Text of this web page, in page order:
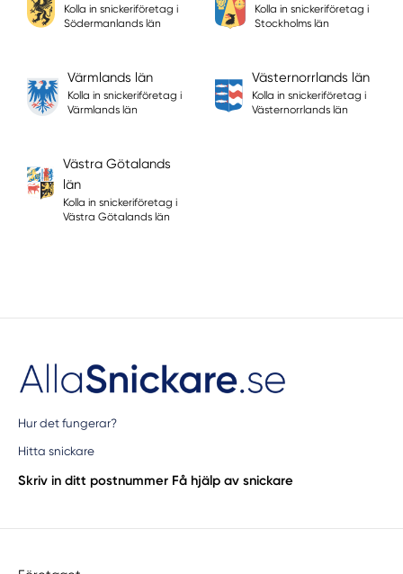
Kolla in snickeriföretag i
Södermanlands län
Kolla in snickeriföretag i
Stockholms län
Värmlands län
Kolla in snickeriföretag i
Värmlands län
Västernorrlands län
Kolla in snickeriföretag i
Västernorrlands län
Västra Götalands
län
Kolla in snickeriföretag i
Västra Götalands län
Hur det fungerar?
Hitta snickare
Skriv in ditt postnummer Få hjälp av snickare